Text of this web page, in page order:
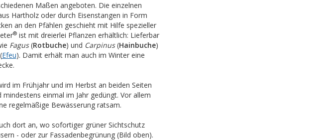
Maßen angeboten. Die einzelnen
Hartholz oder durch Eisenstangen in Form
an den Pfählen geschieht mit Hilfe spezieller
®ist mit dreierlei Pflanzen erhältlich: Lieferbar
Fagus(Rotbuche) und Carpinus(Hainbuche)
(Efeu). Damit erhält man auch im Winter eine
im Frühjahr und im Herbst an beiden Seiten
einmal im Jahr gedüngt. Vor allem
regelmäßige Bewässerung ratsam.
dort an, wo sofortiger grüner Sichtschutz
- oder zur Fassadenbegrünung (Bild oben).